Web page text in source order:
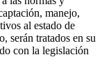
manejo,
al estado de
serán tratados en su
con la legislación